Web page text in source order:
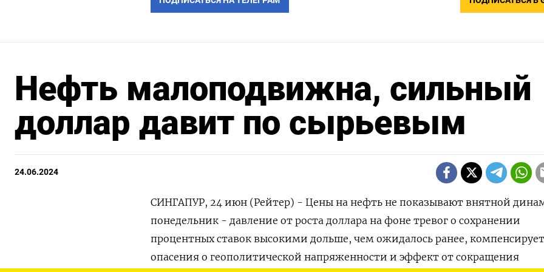
Нефть малоподвижна, сильный
доллар давит по сырьевым
24.06.2024
СИНГАПУР, 24 июн (Рейтер) - Цены на нефть не показывают внятной
понедельник - давление от роста доллара на фоне тревог о сохранении
процентных ставок высокими дольше, чем ожидалось ранее, компенсирует
опасения о геополитической напряженности и эффект от сокращения